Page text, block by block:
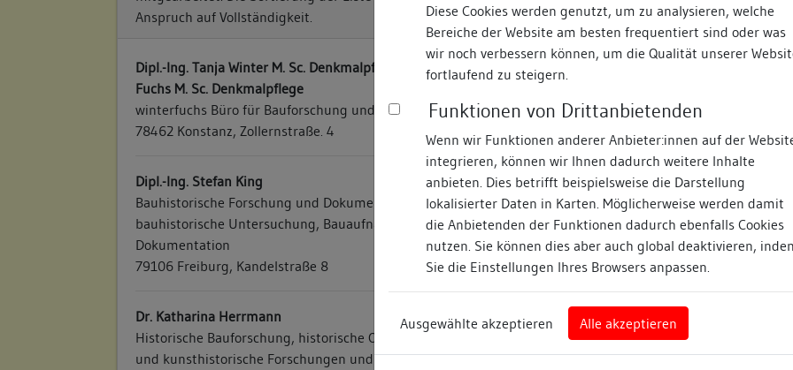
Diese Cookies werden genutzt, um zu analysieren, welche
Bereiche der Website am besten frequentiert sind oder was
wir noch verbessern können, um die Qualität unserer
fortlaufend zu steigern.
Funktionen von Drittanbietenden
Wenn wir Funktionen anderer Anbieter:innen auf der
integrieren, können wir Ihnen dadurch weitere Inhalte
anbieten. Dies betrifft beispielsweise die Darstellung
lokalisierter Daten in Karten. Möglicherweise werden damit
die Anbietenden der Funktionen dadurch ebenfalls Cookies
nutzen. Sie können dies aber auch global deaktivieren,
Sie die Einstellungen Ihres Browsers anpassen.
Ausgewählte akzeptieren Alle akzeptieren
Anspruch auf Vollständigkeit.
Dipl.-Ing. Tanja Winter M. Sc. Denkmalpflege + Dr.-Ing. Architekt Christian
Fuchs M. Sc. Denkmalpflege
winterfuchs Büro für Bauforschung und Baukultur GbR
78462 Konstanz, Zollernstraße. 4
http://www.winterfuchs.de
Dipl.-Ing. Stefan King
Bauhistorische Forschung und Dokumentation – Ingenieurbüro für
bauhistorische Untersuchung, Bauaufnahme, Altersbestimmung und
Dokumentation
79106 Freiburg, Kandelstraße 8
+4976137608
king.s@web.de
keine
Dr. Katharina Herrmann
Historische Bauforschung, historische Ortsanalysen, denkmalpflegerische
und kunsthistorische Forschungen und Publikationen
+4976339198180
mail@katharina-
http://www.katharina-